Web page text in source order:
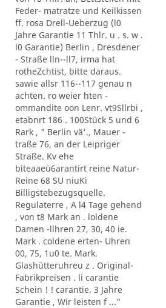
Feder- matratze und Keilkissen
ff. rosa Drell-Ueberzug (l0
Jahre Garantie 11 Thlr. u . s. w .
l0 Garantie) Berlin , Dresdener
- Straße lln--ll7, irma hat
rotheZchtist, bitte daraus.
sawie allsr 116--117 genau n
achten. ro weier hten -
ommandite oon Lenr. vt9Sllrbi ,
etabnrt 186 . 100Stück 5 und 6
Rark , " Berlin vä'., Mauer -
traße 76, an der Leipriger
Straße. Kv ehe
biteaaeü6arantirt reine Natur-
Reine 68 SU niuKi
Billigstebezugsquelle.
Regulaterre , A l4 Tage gehend
, von t8 Mark an . loldene
Damen -llhren 27, 30, 40 ie.
Mark . coldene erten- Uhren
00, 75, 1u0 te. Mark.
Glashütteruhreu z . Original-
Fabrikpreisen . li carantie
Schein ! ! carantie. 3 Jahre
Garantie , Wir leisten f ..."